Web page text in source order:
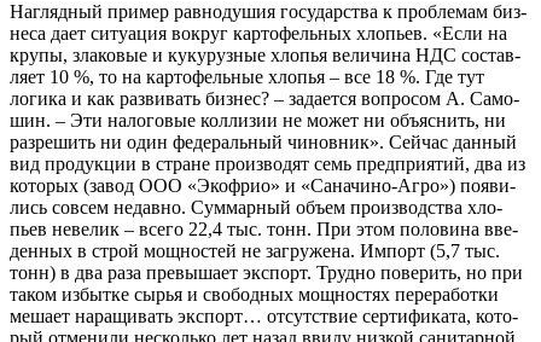
Нагляд­ный при­мер рав­но­ду­шия госу­дар­ства к про­бле­мам биз­
не­са дает ситу­а­ция вокруг кар­то­фель­ных хло­пьев. «Если на
кру­пы, зла­ко­вые и куку­руз­ные хло­пья вели­чи­на НДС состав­
ля­ет 10 %, то на кар­то­фель­ные хло­пья – все 18 %. Где тут
логи­ка и как раз­ви­вать биз­нес? – зада­ет­ся вопро­сом А. Само­
шин. – Эти нало­го­вые кол­ли­зии не может ни объ­яс­нить, ни
раз­ре­шить ни один феде­раль­ный чинов­ник». Сей­час дан­ный
вид про­дук­ции в стране про­из­во­дят семь пред­при­я­тий, два из
кото­рых (завод ООО «Экоф­рио» и «Сана­чи­но-Агро») появи­
лись совсем недав­но. Сум­мар­ный объ­ем про­из­вод­ства хло­
пьев неве­лик – все­го 22,4 тыс. тонн. При этом поло­ви­на вве­
ден­ных в строй мощ­но­стей не загру­же­на. Импорт (5,7 тыс.
тонн) в два раза пре­вы­ша­ет экс­порт. Труд­но пове­рить, но при
таком избыт­ке сырья и сво­бод­ных мощ­но­стях пере­ра­бот­ки
меша­ет нара­щи­вать экс­порт… отсут­ствие сер­ти­фи­ка­та, кото­